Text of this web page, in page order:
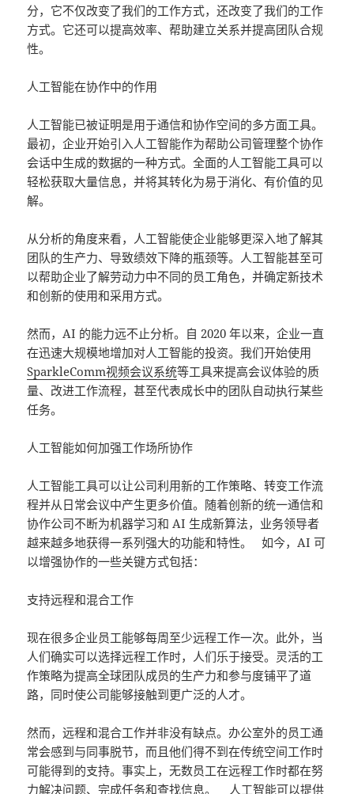
分，它不仅改变了我们的工作方式，还改变了我们的工作
方式。它还可以提高效率、帮助建立关系并提高团队合规
性。
人工智能在协作中的作用
人工智能已被证明是用于通信和协作空间的多方面工具。
最初，企业开始引入人工智能作为帮助公司管理整个协作
会话中生成的数据的一种方式。全面的人工智能工具可以
轻松获取大量信息，并将其转化为易于消化、有价值的见
解。
从分析的角度来看，人工智能使企业能够更深入地了解其
团队的生产力、导致绩效下降的瓶颈等。人工智能甚至可
以帮助企业了解劳动力中不同的员工角色，并确定新技术
和创新的使用和采用方式。
然而，AI 的能力远不止分析。自 2020 年以来，企业一直
在迅速大规模地增加对人工智能的投资。我们开始使用
SparkleComm视频会议系统等工具来提高会议体验的质
量、改进工作流程，甚至代表成长中的团队自动执行某些
任务。
人工智能如何加强工作场所协作
人工智能工具可以让公司利用新的工作策略、转变工作流
程并从日常会议中产生更多价值。随着创新的统一通信和
协作公司不断为机器学习和 AI 生成新算法，业务领导者
越来越多地获得一系列强大的功能和特性。 如今，AI 可
以增强协作的一些关键方式包括：
支持远程和混合工作
现在很多企业员工能够每周至少远程工作一次。此外，当
人们确实可以选择远程工作时，人们乐于接受。灵活的工
作策略为提高全球团队成员的生产力和参与度铺平了道
路，同时使公司能够接触到更广泛的人才。
然而，远程和混合工作并非没有缺点。办公室外的员工通
常会感到与同事脱节，而且他们得不到在传统空间工作时
可能得到的支持。事实上，无数员工在远程工作时都在努
力解决问题、完成任务和查找信息。 人工智能可以提供